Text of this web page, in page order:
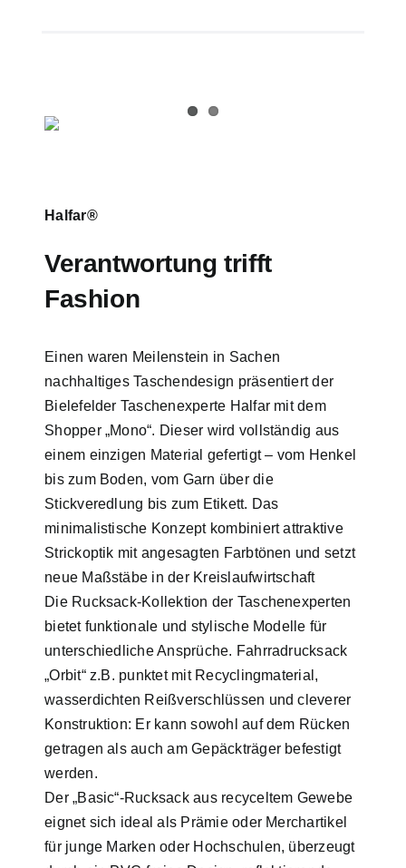
Halfar®
Verantwortung trifft
Fashion
Einen waren Meilenstein in Sachen
nachhaltiges Taschendesign präsentiert der
Bielefelder Taschenexperte Halfar mit dem
Shopper „Mono“. Dieser wird vollständig aus
einem einzigen Material gefertigt – vom Henkel
bis zum Boden, vom Garn über die
Stickveredlung bis zum Etikett. Das
minimalistische Konzept kombiniert attraktive
Strickoptik mit angesagten Farbtönen und setzt
neue Maßstäbe in der Kreislaufwirtschaft
Die Rucksack-Kollektion der Taschenexperten
bietet funktionale und stylische Modelle für
unterschiedliche Ansprüche. Fahrradrucksack
„Orbit“ z.B. punktet mit Recyclingmaterial,
wasserdichten Reißverschlüssen und cleverer
Konstruktion: Er kann sowohl auf dem Rücken
getragen als auch am Gepäckträger befestigt
werden.
Der „Basic“-Rucksack aus recyceltem Gewebe
eignet sich ideal als Prämie oder Merchartikel
für junge Marken oder Hochschulen, überzeugt